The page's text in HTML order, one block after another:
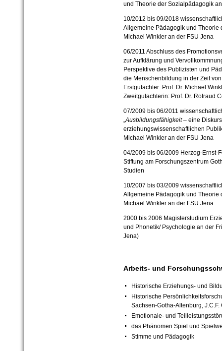
und Theorie der Sozialpädagogik
10/2012 bis 09/2018
Allgemeine Pädagogik und Theorie
Michael Winkler an der FSU Jena
06/2011 Abschluss des
zur Aufklärung und
Perspektive des Publizisten und
die Menschenbildung in der Zeit
Erstgutachter: Prof. Dr. Michael
Zweitgutachterin: Prof. Dr. Rotraud
07/2009 bis 06/2011
„Ausbildungsfähigkeit– eine
erziehungswissenschaftlichen
Michael Winkler an der FSU Jena
04/2009 bis 06/2009 Herzog-Ernst-
Stiftung am Forschungszentrum
Studien
10/2007 bis 03/2009
Allgemeine Pädagogik und Theorie
Michael Winkler an der FSU Jena
2000 bis 2006 Magisterstudium
und Phonetik/ Psychologie an der
Jena)
Arbeits- und
Historische Erziehungs- und
Historische
Sachsen-Gotha-Altenburg, J.C.F.
Emotionale- und
das Phänomen Spiel und
Stimme und Pädagogik